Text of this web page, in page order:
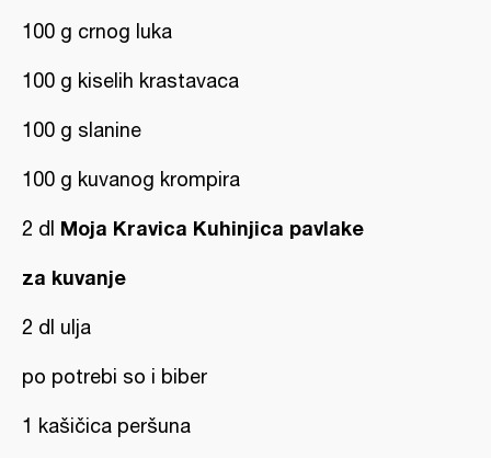
100 g crnog luka
100 g kiselih krastavaca
100 g slanine
100 g kuvanog krompira
2 dl Moja Kravica Kuhinjica pavlake
za kuvanje
2 dl ulja
po potrebi so i biber
1 kašičica peršuna